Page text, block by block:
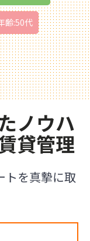
齢:50代
ノウハ
貸管理
トを真摯に取